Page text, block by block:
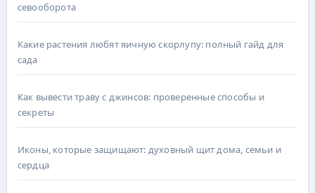
севооборота
Какие растения любят яичную скорлупу: полный гайд для
сада
Как вывести траву с джинсов: проверенные способы и
секреты
Иконы, которые защищают: духовный щит дома, семьи и
сердца